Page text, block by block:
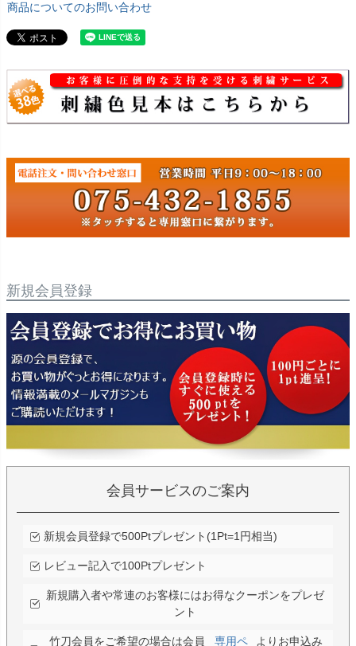
商品についてのお問い合わせ
新規会員登録
会員サービスのご案内
新規会員登録で500Ptプレゼント(1Pt=1円相当)
レビュー記入で100Ptプレゼント
新規購入者や常連のお客様にはお得なクーポンをプレゼ
ント
竹刀会員をご希望の場合は会員 専用ペ よりお申込み